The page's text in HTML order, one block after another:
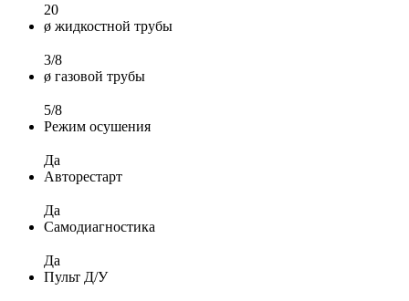
20
ø жидкостной трубы
3/8
ø газовой трубы
5/8
Режим осушения
Да
Авторестарт
Да
Самодиагностика
Да
Пульт Д/У